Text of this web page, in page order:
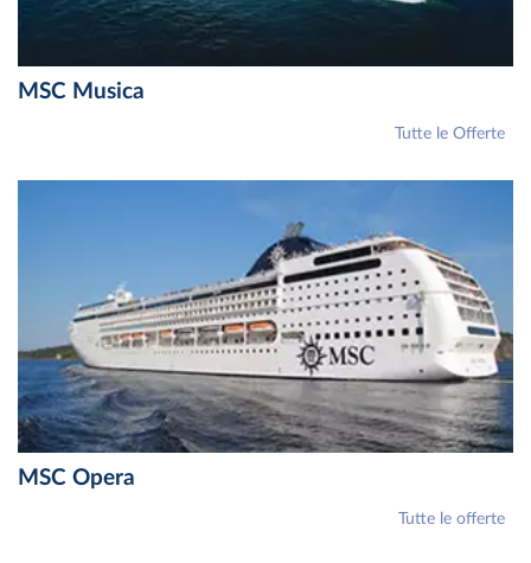
MSC Musica
Tutte le Offerte
MSC Opera
Tutte le offerte